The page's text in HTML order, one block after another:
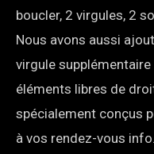
boucler, 2 virgules, 2
Nous avons aussi
virgule
éléments libres de
spécialement conçus
à vos rendez-vous